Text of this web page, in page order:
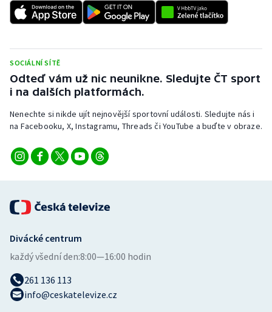
SOCIÁLNÍ SÍTĚ
Odteď vám už nic neunikne. Sledujte ČT sport
i na dalších platformách.
Nenechte si nikde ujít nejnovější sportovní události. Sledujte nás i
na Facebooku, X, Instagramu, Threads či YouTube a buďte v obraze.
Divácké centrum
každý všední den:8:00—16:00 hodin
261 136 113
info@ceskatelevize.cz